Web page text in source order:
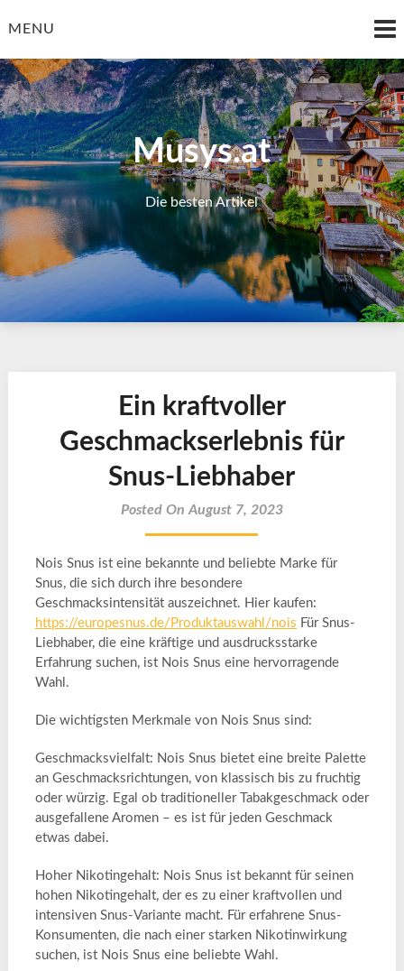
toMENU
Musys.at
Die besten Artikel
Ein kraftvoller
Geschmackserlebnis für
Snus-Liebhaber
Posted On August 7, 2023
Nois Snus ist eine bekannte und beliebte Marke für
Snus, die sich durch ihre besondere
Geschmacksintensität auszeichnet. Hier kaufen:
https://europesnus.de/Produktauswahl/nois Für Snus-
Liebhaber, die eine kräftige und ausdrucksstarke
Erfahrung suchen, ist Nois Snus eine hervorragende
Wahl.
Die wichtigsten Merkmale von Nois Snus sind:
Geschmacksvielfalt: Nois Snus bietet eine breite Palette
an Geschmacksrichtungen, von klassisch bis zu fruchtig
oder würzig. Egal ob traditioneller Tabakgeschmack oder
ausgefallene Aromen – es ist für jeden Geschmack
etwas dabei.
Hoher Nikotingehalt: Nois Snus ist bekannt für seinen
hohen Nikotingehalt, der es zu einer kraftvollen und
intensiven Snus-Variante macht. Für erfahrene Snus-
Konsumenten, die nach einer starken Nikotinwirkung
suchen, ist Nois Snus eine beliebte Wahl.